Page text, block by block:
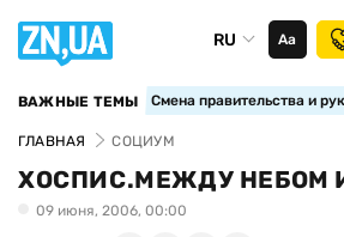
RU Аа
ВАЖНЫЕ ТЕМЫ Смена правительства и
ГЛАВНАЯ СОЦИУМ
ХОСПИС.МЕЖДУ НЕБОМ
09 июня, 2006, 00:00